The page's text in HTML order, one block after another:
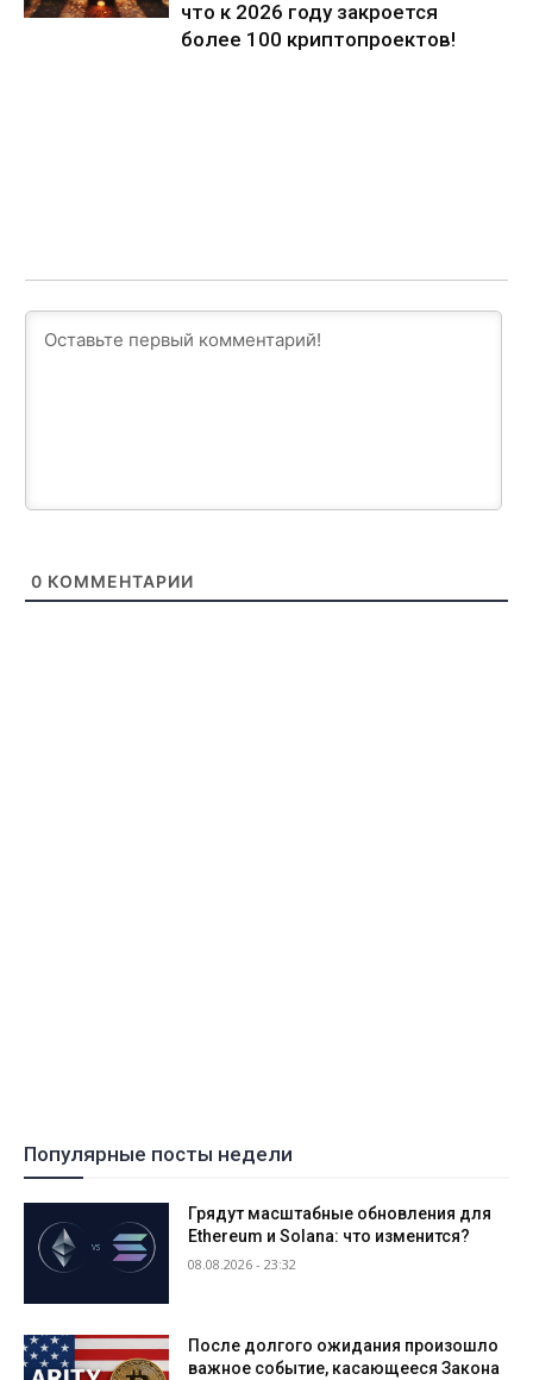
что к 2026 году закроется
более 100 криптопроектов!
0 КОММЕНТАРИИ
Популярные посты недели
Грядут масштабные обновления для
Ethereum и Solana: что изменится?
08.08.2026 - 23:32
После долгого ожидания произошло
важное событие, касающееся Закона